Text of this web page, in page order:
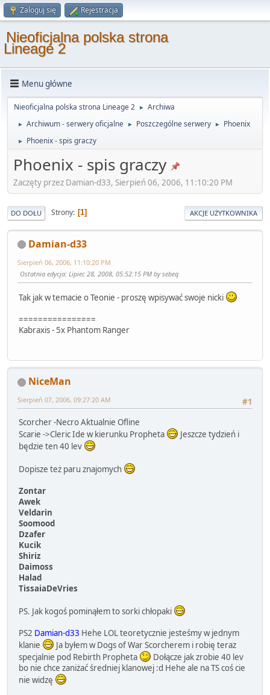
Zaloguj się Rejestracja
Nieoficjalna polska strona
Lineage 2
Menu główne
Nieoficjalna polska strona Lineage 2 ► Archiwa
► Archiwum - serwery oficjalne ► Poszczególne serwery ► Phoenix
► Phoenix - spis graczy
Phoenix - spis graczy
Zaczęty przez Damian-d33, Sierpień 06, 2006, 11:10:20 PM
DO DOŁU Strony 1 AKCJE UŻYTKOWNIKA
Damian-d33
Sierpień 06, 2006, 11:10:20 PM
Ostatnia edycja: Lipiec 28, 2008, 05:52:15 PM by sebeq
Tak jak w temacie o Teonie - proszę wpisywać swoje nicki
================
Kabraxis - 5x Phantom Ranger
NiceMan
#1
Sierpień 07, 2006, 09:27:20 AM
Scorcher -Necro Aktualnie Ofline
Scarie ->Cleric Ide w kierunku Propheta
Jeszcze tydzień i
będzie ten 40 lev
Dopisze też paru znajomych
Zontar
Awek
Veldarin
Soomood
Dzafer
Kucik
Shiriz
Daimoss
Halad
TissaiaDeVries
PS. Jak kogoś pominąłem to sorki chłopaki
PS2 Damian-d33 Hehe LOL teoretycznie jesteśmy w jednym
klanie
Ja byłem w Dogs of War Scorcherem i robię teraz
specjalnie pod Rebirth Propheta
Dołącze jak zrobie 40 lev
bo nie chce zaniżać średniej klanowej :d Hehe ale na TS coś cie
nie widzę